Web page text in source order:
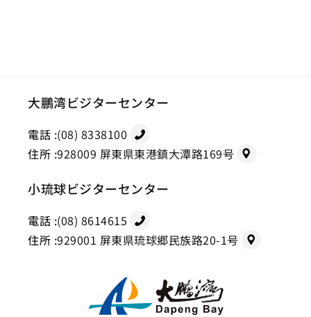
大鵬湾ビジターセンター
電話 :(08) 8338100
住所 :928009 屏東県東港鎮大潭路169号
小琉球ビジターセンター
電話 :(08) 8614615
住所 :929001 屏東県琉球郷民族路20-1号